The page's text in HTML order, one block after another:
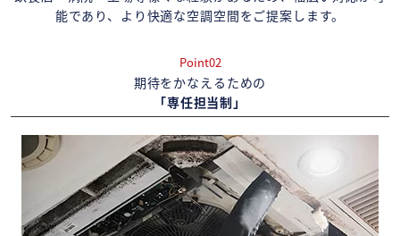
能であり、より快適な空調空間をご提案します。
Point02
期待をかなえるための
「専任担当制」